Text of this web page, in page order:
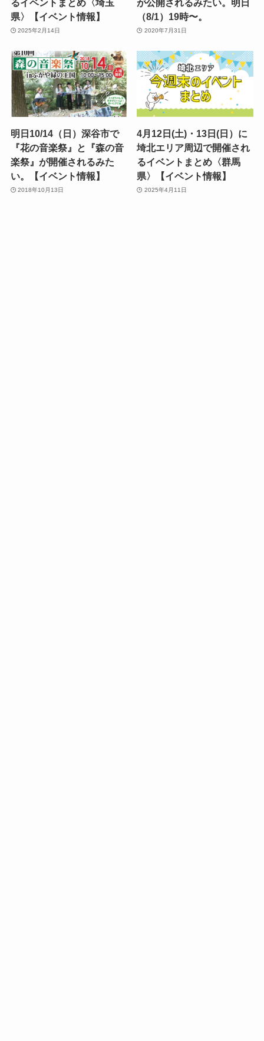
るイベントまとめ〈埼玉
県〉【イベント情報】
2025年2月14日
が公開されるみたい。明日
（8/1）19時〜。
2020年7月31日
明日10/14（日）深谷市で
『花の音楽祭』と『森の音
楽祭』が開催されるみた
い。【イベント情報】
2018年10月13日
4月12日(土)・13日(日）に
埼北エリア周辺で開催され
るイベントまとめ〈群馬
県〉【イベント情報】
2025年4月11日